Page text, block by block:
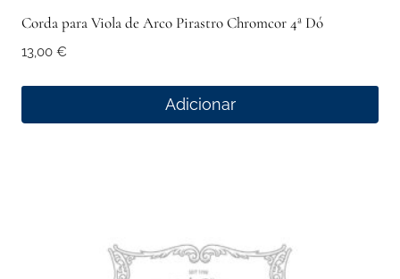
Corda para Viola de Arco Pirastro Chromcor 4ª Dó
13,00 €
Adicionar